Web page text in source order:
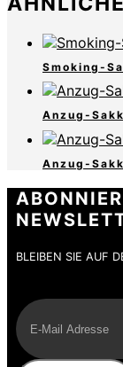
Smoking-
Anzug-
Anzug-
BLEIBEN SIE AUF